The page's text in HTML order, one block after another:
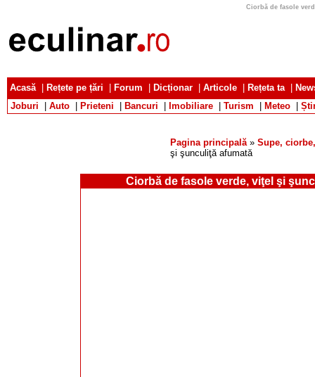
Ciorbă de fasole
Acasă| Rețete pe țări Forum Dicționar Articole Rețeta ta|
Joburi
Auto Prieteni Bancuri Imobiliare Turism Meteo
Pagina principală» Supe,
şi şunculiţă afumată
Ciorbă de fasole verde, viţel şi